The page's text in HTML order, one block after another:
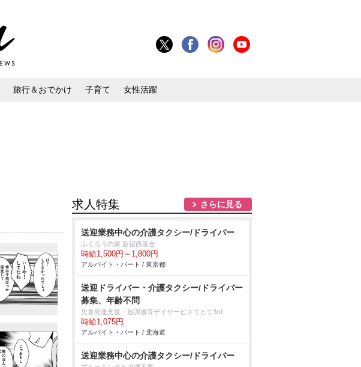
旅行＆おでかけ 子育て 女性活躍
求人特集 さらに見る
送迎業務中心の介護タクシー/ドライバー
ふくろうの家 新宿西落合
時給1,500円～1,800円
アルバイト・パート / 東京都
送迎ドライバー・介護タクシー/ドライバー
募集、年齢不問
児童発達支援・放課後等デイサービスてとて3rd
時給1,075円
アルバイト・パート / 北海道
送迎業務中心の介護タクシー/ドライバー